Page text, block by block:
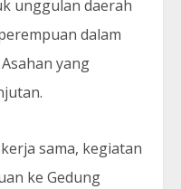
unggulan daerah
dalam
yang
sama, kegiatan
ke Gedung